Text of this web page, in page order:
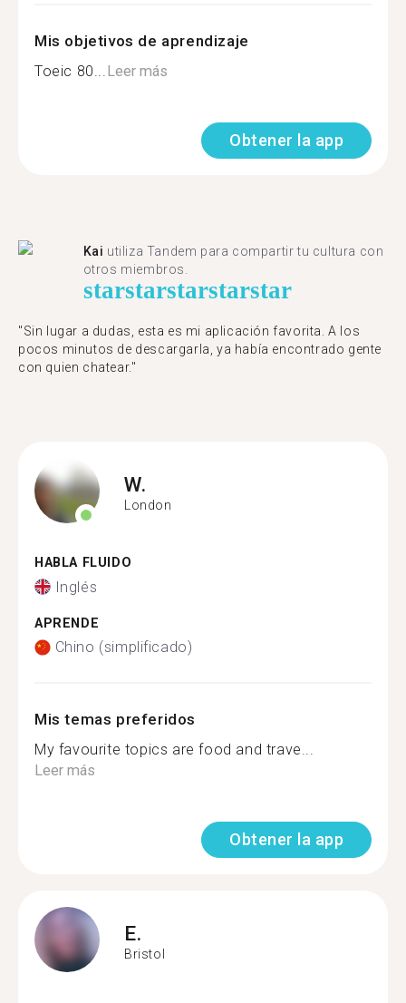
Mis objetivos de aprendizaje
Toeic 80...Leer más
Obtener la app
Kai utiliza Tandem para compartir tu cultura con
otros miembros.
starstarstarstarstar
"Sin lugar a dudas, esta es mi aplicación favorita. A los
pocos minutos de descargarla, ya había encontrado gente
con quien chatear."
W.
London
HABLA FLUIDO
Inglés
APRENDE
Chino (simplificado)
Mis temas preferidos
My favourite topics are food and trave...
Leer más
Obtener la app
E.
Bristol